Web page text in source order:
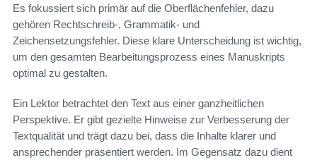
Es fokussiert sich primär auf die Oberflächenfehler, dazu
gehören Rechtschreib-, Grammatik- und
Zeichensetzungsfehler. Diese klare Unterscheidung ist wichtig,
um den gesamten Bearbeitungsprozess eines Manuskripts
optimal zu gestalten.
Ein Lektor betrachtet den Text aus einer ganzheitlichen
Perspektive. Er gibt gezielte Hinweise zur Verbesserung der
Textqualität und trägt dazu bei, dass die Inhalte klarer und
ansprechender präsentiert werden. Im Gegensatz dazu dient